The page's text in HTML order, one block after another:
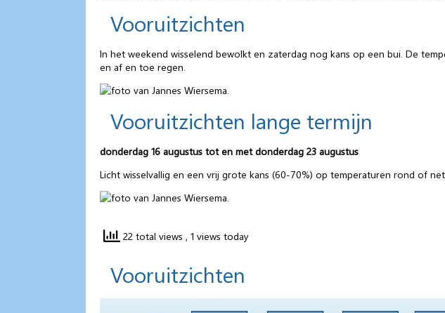
Vooruitzichten
In het weekend wisselend bewolkt en zaterdag nog kans op een bui. De
en af en toe regen.
Vooruitzichten lange termijn
donderdag 16 augustus tot en met donderdag 23 augustus
Licht wisselvallig en een vrij grote kans (60-70%) op temperaturen rond of
22 total views , 1 views today
Vooruitzichten